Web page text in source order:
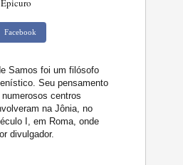
Epicuro
Facebook
Samos foi um filósofo
Seu pensamento
centros
na Jônia, no
I, em Roma, onde
divulgador.